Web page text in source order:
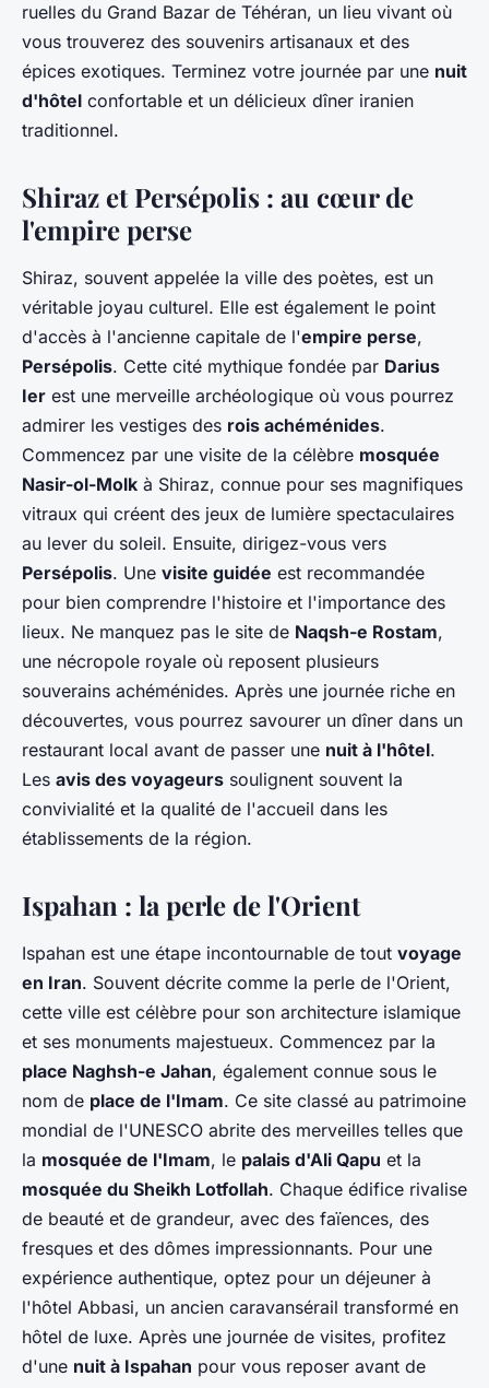
ruelles du Grand Bazar de Téhéran, un lieu vivant où
vous trouverez des souvenirs artisanaux et des
épices exotiques. Terminez votre journée par une nuit
d'hôtel confortable et un délicieux dîner iranien
traditionnel.
Shiraz et Persépolis : au cœur de
l'empire perse
Shiraz, souvent appelée la ville des poètes, est un
véritable joyau culturel. Elle est également le point
d'accès à l'ancienne capitale de l'empire perse,
Persépolis. Cette cité mythique fondée par Darius
Ier est une merveille archéologique où vous pourrez
admirer les vestiges des rois achéménides.
Commencez par une visite de la célèbre mosquée
Nasir-ol-Molk à Shiraz, connue pour ses magnifiques
vitraux qui créent des jeux de lumière spectaculaires
au lever du soleil. Ensuite, dirigez-vous vers
Persépolis. Une visite guidée est recommandée
pour bien comprendre l'histoire et l'importance des
lieux. Ne manquez pas le site de Naqsh-e Rostam,
une nécropole royale où reposent plusieurs
souverains achéménides. Après une journée riche en
découvertes, vous pourrez savourer un dîner dans un
restaurant local avant de passer une nuit à l'hôtel.
Les avis des voyageurs soulignent souvent la
convivialité et la qualité de l'accueil dans les
établissements de la région.
Ispahan : la perle de l'Orient
Ispahan est une étape incontournable de tout voyage
en Iran. Souvent décrite comme la perle de l'Orient,
cette ville est célèbre pour son architecture islamique
et ses monuments majestueux. Commencez par la
place Naghsh-e Jahan, également connue sous le
nom de place de l'Imam. Ce site classé au patrimoine
mondial de l'UNESCO abrite des merveilles telles que
la mosquée de l'Imam, le palais d'Ali Qapu et la
mosquée du Sheikh Lotfollah. Chaque édifice rivalise
de beauté et de grandeur, avec des faïences, des
fresques et des dômes impressionnants. Pour une
expérience authentique, optez pour un déjeuner à
l'hôtel Abbasi, un ancien caravansérail transformé en
hôtel de luxe. Après une journée de visites, profitez
d'une nuit à Ispahan pour vous reposer avant de